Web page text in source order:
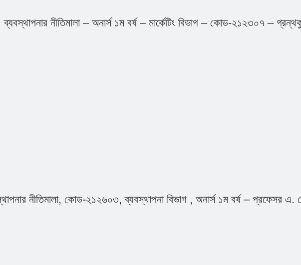
ব্যবস্থাপনার নীতিমালা – অনার্স ১ম বর্ষ – মার্কেটিং বিভাগ – কোড-২১২৩০৭ –
নীতিমালা, কোড-২১২৬০৩, ব্যবস্থাপনা বিভাগ , অনার্স ১ম বর্ষ – প্রফেসর এ.